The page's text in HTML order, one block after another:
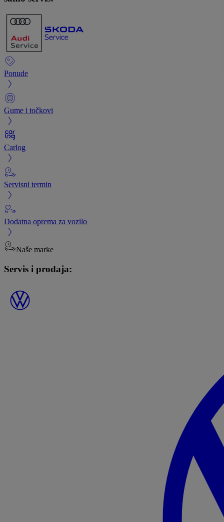
Ponude
Gume i točkovi
Carlog
Servisni termin
Dodatna oprema za vozilo
Naše marke
Servis i prodaja: